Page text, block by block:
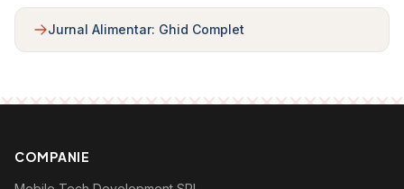
Jurnal Alimentar: Ghid Complet
COMPANIE